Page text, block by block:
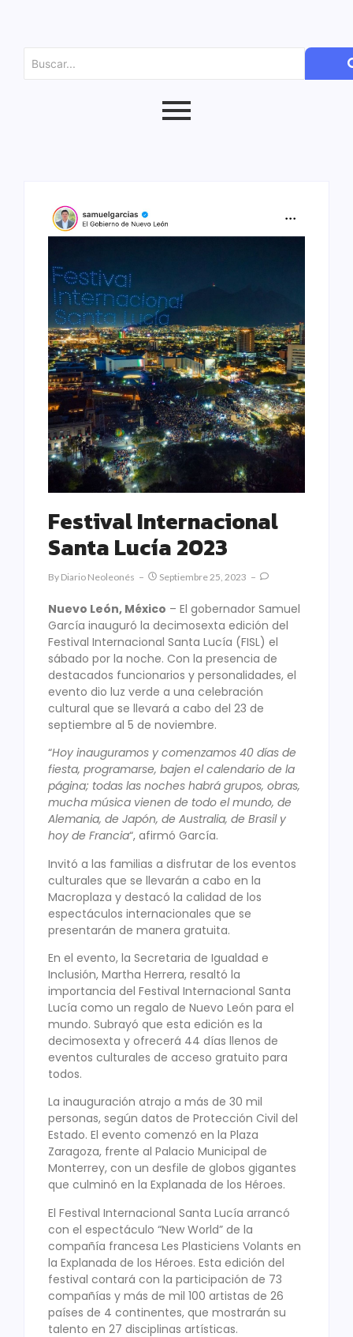
Festival Internacional
Santa Lucía 2023
By Diario Neoleonés Septiembre 25, 2023
Nuevo León, México – El gobernador Samuel
García inauguró la decimosexta edición del
Festival Internacional Santa Lucía (FISL) el
sábado por la noche. Con la presencia de
destacados funcionarios y personalidades, el
evento dio luz verde a una celebración
cultural que se llevará a cabo del 23 de
septiembre al 5 de noviembre.
“Hoy inauguramos y comenzamos 40 días de
fiesta, programarse, bajen el calendario de la
página; todas las noches habrá grupos, obras,
mucha música vienen de todo el mundo, de
Alemania, de Japón, de Australia, de Brasil y
hoy de Francia“, afirmó García.
Invitó a las familias a disfrutar de los eventos
culturales que se llevarán a cabo en la
Macroplaza y destacó la calidad de los
espectáculos internacionales que se
presentarán de manera gratuita.
En el evento, la Secretaria de Igualdad e
Inclusión, Martha Herrera, resaltó la
importancia del Festival Internacional Santa
Lucía como un regalo de Nuevo León para el
mundo. Subrayó que esta edición es la
decimosexta y ofrecerá 44 días llenos de
eventos culturales de acceso gratuito para
todos.
La inauguración atrajo a más de 30 mil
personas, según datos de Protección Civil del
Estado. El evento comenzó en la Plaza
Zaragoza, frente al Palacio Municipal de
Monterrey, con un desfile de globos gigantes
que culminó en la Explanada de los Héroes.
El Festival Internacional Santa Lucía arrancó
con el espectáculo “New World” de la
compañía francesa Les Plasticiens Volants en
la Explanada de los Héroes. Esta edición del
festival contará con la participación de 73
compañías y más de mil 100 artistas de 26
países de 4 continentes, que mostrarán su
talento en 27 disciplinas artísticas.